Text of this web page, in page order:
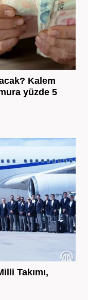
Kalem
yüzde 5
Takımı,